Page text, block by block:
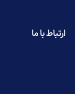
ارتباط با ما